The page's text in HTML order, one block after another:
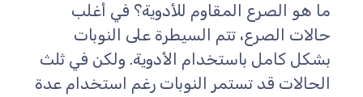
ما هو الصرع المقاوم للأدوية؟ في أغلب
حالات الصرع، تتم السيطرة على النوبات
بشكل كامل باستخدام الأدوية. ولكن في ثلث
الحالات قد تستمر النوبات رغم استخدام عدة